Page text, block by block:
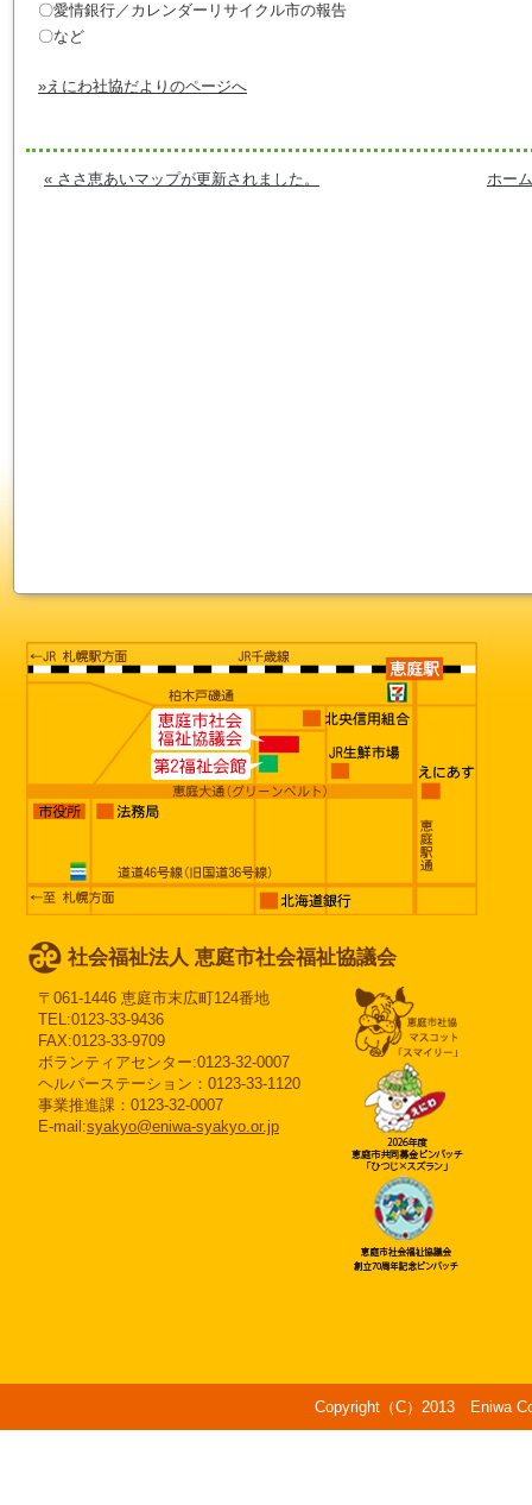
〇愛情銀行／カレンダーリサイクル市の報告
〇など
»えにわ社協だよりのページへ
« ささ恵あいマップが更新されました。 ホー
社会福祉法人 恵庭市社会福祉協議会
〒061-1446 恵庭市末広町124番地
TEL:0123-33-9436
FAX:0123-33-9709
ボランティアセンター:0123-32-0007
ヘルパーステーション：0123-33-1120
事業推進課：0123-32-0007
E-mail:syakyo@eniwa-syakyo.or.jp
Copyright（C）2013 Eniwa